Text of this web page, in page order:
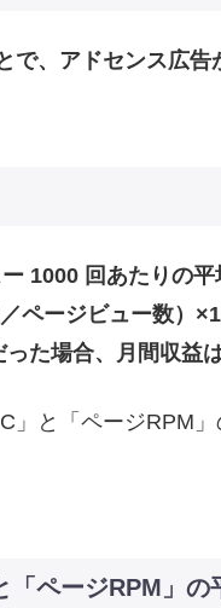
で、アドセンス広
1000 回あたりの平
ページビュー数）
た場合、月間収益
」と「ページRPM
「ページRPM」の